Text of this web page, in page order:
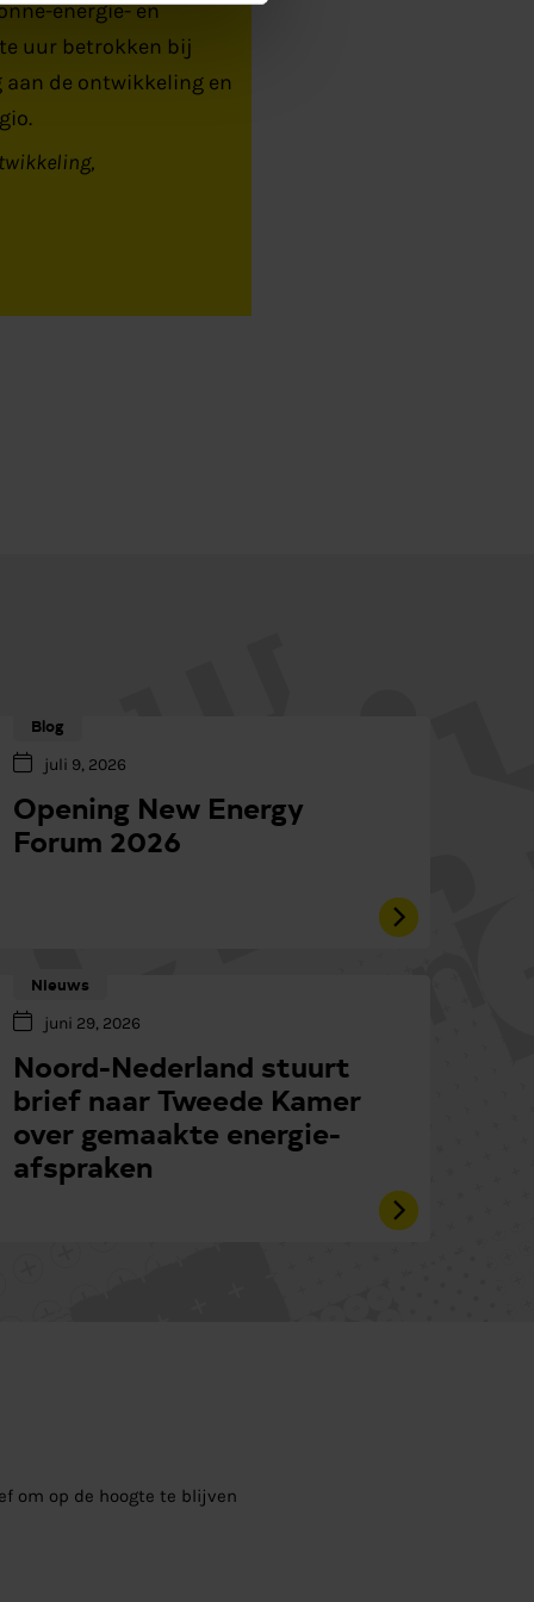
energie- en
uur betrokken bij
de ontwikkeling en
Blog
juli 9, 2026
Opening New Energy
Forum 2026
Nieuws
juni 29, 2026
Noord-Nederland stuurt
brief naar Tweede Kamer
over gemaakte energie-
afspraken
om op de hoogte te blijven